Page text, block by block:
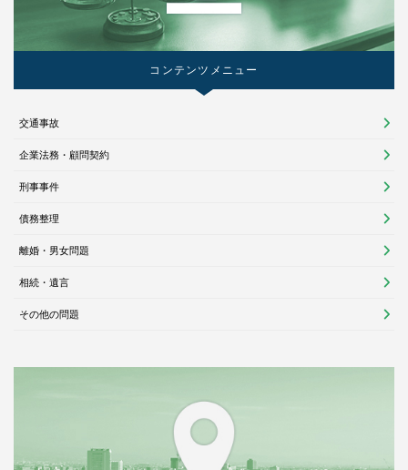
コンテンツメニュー
交通事故
企業法務・顧問契約
刑事事件
債務整理
離婚・男女問題
相続・遺言
その他の問題